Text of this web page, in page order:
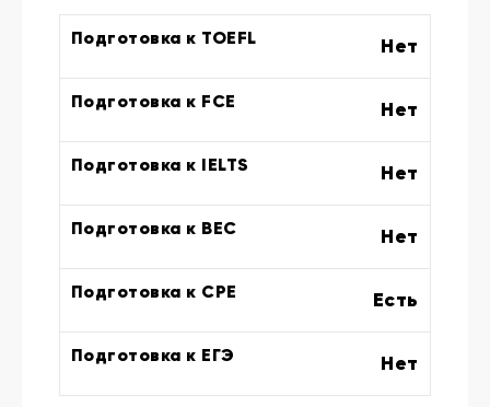
Подготовка к TOEFL Нет
Подготовка к FCE Нет
Подготовка к IELTS Нет
Подготовка к BEC Нет
Подготовка к CPE Есть
Подготовка к ЕГЭ Нет